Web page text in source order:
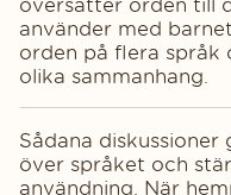
översätter orden till
använder med
orden på flera språk
olika sammanhang.
Sådana
över språket och
användning. När